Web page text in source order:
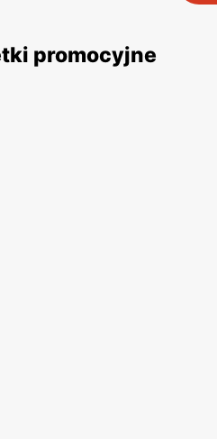
promocyjne